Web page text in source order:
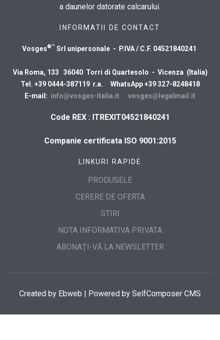
a daunelor datorate calcarului.
INFORMATII DE CONTACT
Vosges®™ Srl unipersonale - P.IVA / C.F. 04521840241
Via Roma, 133 36040 Torri di Quartesolo - Vicenza (Italia)
Tel. +39 0444-387119 r.a. WhatsApp +39 327-8248418
E-mail: info@vosges-italia.it vosges@legalmail.it
Code REX : ITREXIT04521840241
Companie certificata ISO 9001:2015
LINKURI RAPIDE
PRODUSELE
CERERE DE OFERTA
STIRI
NOTA INFORMATIVA PRIVATA
ABONAȚI-VĂ LA NEWSLETTER
Created by Ebweb | Powered by SelfComposer CMS